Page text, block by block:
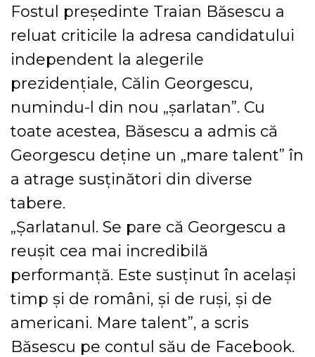
ReddIt Linkedin Telegram WhatsApp
E-mail Print
Fostul președinte Traian Băsescu a
reluat criticile la adresa candidatului
independent la alegerile
prezidențiale, Călin Georgescu,
numindu-l din nou „șarlatan”. Cu
toate acestea, Băsescu a admis că
Georgescu deține un „mare talent” în
a atrage susținători din diverse
tabere.
„Șarlatanul. Se pare că Georgescu a
reușit cea mai incredibilă
performanță. Este susținut în același
timp și de români, și de ruși, și de
americani. Mare talent”, a scris
Băsescu pe contul său de Facebook.